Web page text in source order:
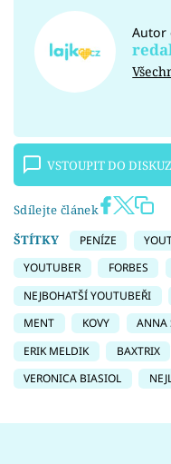
Autor
VSTOUPIT DO
Sdílejte článek
ŠTÍTKY
PENÍZE
YOUTUBER
FORBES
NEJBOHATŠÍ YOUTUBEŘI
MENT
KOVY ANNA
ERIK MELDIK
BAXTRIX
VERONICA BIASIOL